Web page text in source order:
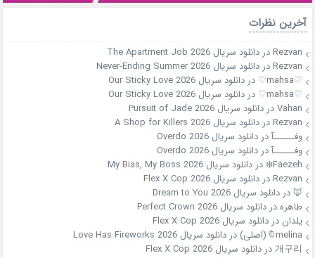
آخرین نظرات
Rezvanدردانلود سریال The Apartment Job 2026
Rezvanدردانلود سریال Never-Ending Summer 2026
♡mahsa♡
دردانلود سریال Our Sticky Love 2026
♡mahsa♡
دردانلود سریال Our Sticky Love 2026
Vahanدردانلود سریال Pursuit of Jade 2026
Rezvanدردانلود سریال A Shop for Killers 2026
وفــــــآدردانلود سریال Overdo 2026
وفــــــآدردانلود سریال Overdo 2026
Faezeh❄️
دردانلود سریال My Bias, My Boss 2026
Rezvanدردانلود سریال Flex X Cop 2026
🦊دردانلود سریال Dream to You 2026
طاهرهدردانلود سریال Perfect Crown 2026
یلدان دردانلود سریال Flex X Cop 2026
melina🔖(اصلی)
دردانلود سریال Love Has Fireworks 2026
개구리دردانلود سریال Flex X Cop 2026